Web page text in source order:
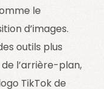
le
d’images.
outils plus
l’arrière-plan,
TikTok de